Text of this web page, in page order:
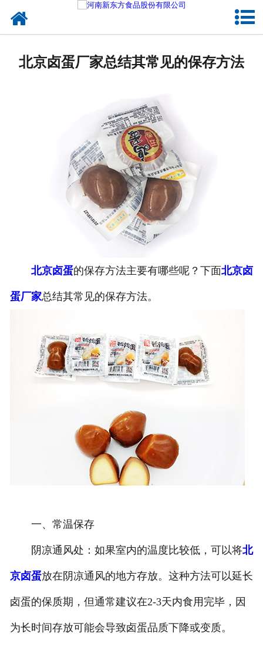
关于新东方
加入新东方
联系我们
北京卤蛋厂家总结其常见的保存方法
北京卤蛋的保存方法主要有哪些呢？下面北京卤
蛋厂家总结其常见的保存方法。
一、常温保存
阴凉通风处：如果室内的温度比较低，可以将北
京卤蛋放在阴凉通风的地方存放。这种方法可以延长
卤蛋的保质期，但通常建议在2-3天内食用完毕，因
为长时间存放可能会导致卤蛋品质下降或变质。